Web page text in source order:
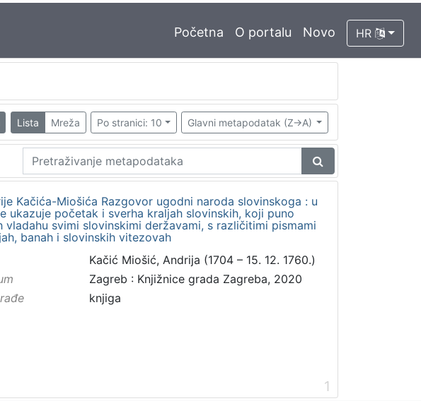
Početna O portalu Novo HR
Lista Mreža Po stranici: 10 Glavni metapodatak (Z->A)
Kačića-Miošića Razgovor ugodni naroda slovinskoga : u
ukazuje početak i sverha kraljah slovinskih, koji puno
vladahu svimi slovinskimi deržavami, s različitimi pismami
banah i slovinskih vitezovah
Kačić Miošić, Andrija (1704 – 15. 12. 1760.)
Zagreb : Knjižnice grada Zagreba, 2020
knjiga
1